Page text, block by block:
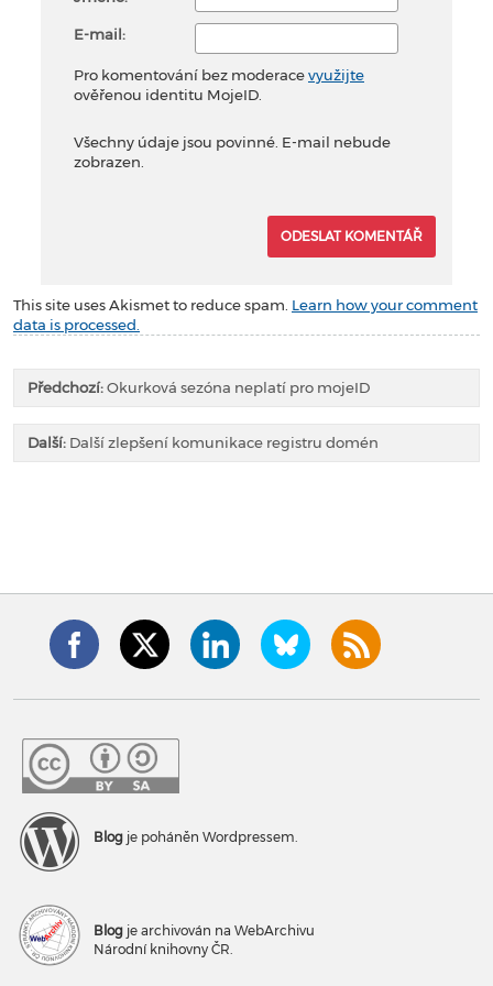
E-mail:
Pro komentování bez moderacevyužijte
ověřenou identitu MojeID.
Všechny údaje jsou povinné. E-mail nebude
zobrazen.
This site uses Akismet to reduce spam. Learn how your comment
data is processed.
Předchozí:Okurková sezóna neplatí pro mojeID
Další: Další zlepšení komunikace registru domén
Blog je poháněn Wordpressem.
Blog je archivován na WebArchivu
Národní knihovny ČR.